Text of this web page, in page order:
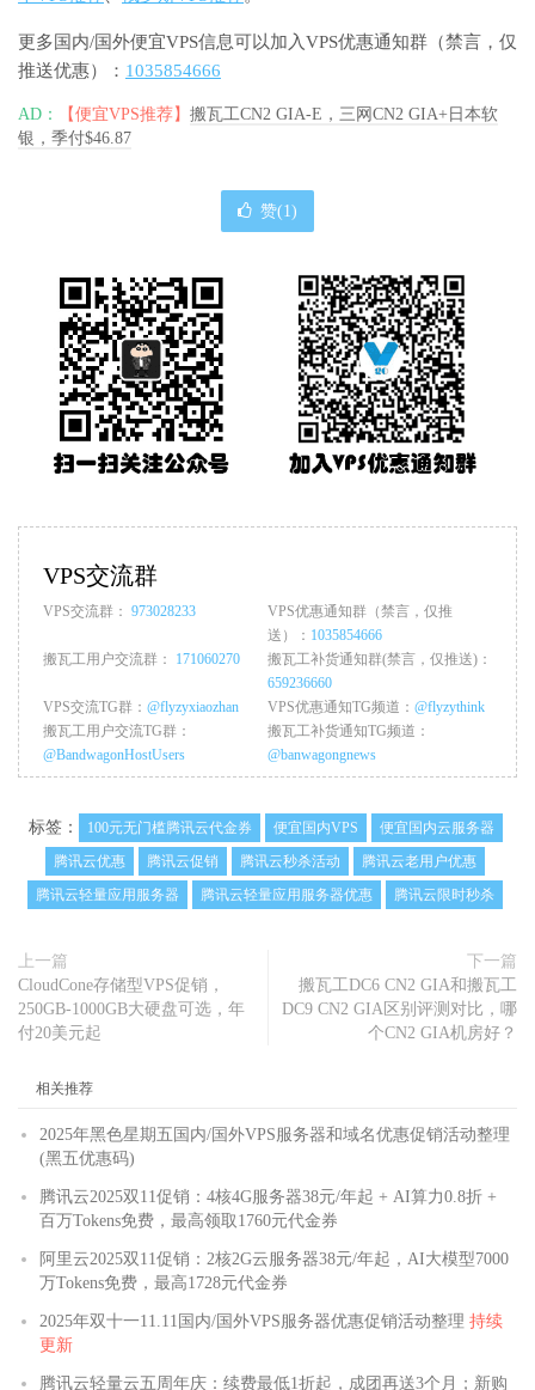
更多国内/国外便宜VPS信息可以加入VPS优惠通知群（禁言，仅
推送优惠）： 1035854666
AD： 【便宜VPS推荐】 搬瓦工CN2 GIA-E，三网CN2 GIA+日本软
银，季付$46.87
赞(1)
VPS交流群
VPS交流群： 973028233
VPS优惠通知群（禁言，仅推
送）： 1035854666
搬瓦工用户交流群： 171060270
搬瓦工补货通知群(禁言，仅推送)：
659236660
VPS交流TG群： @flyzyxiaozhan VPS优惠通知TG频道： @flyzythink
搬瓦工用户交流TG群：
@BandwagonHostUsers
搬瓦工补货通知TG频道：
@banwagongnews
标签： 100元无门槛腾讯云代金券 便宜国内VPS
便宜国内云服务器
腾讯云优惠
腾讯云促销 腾讯云秒杀活动
腾讯云老用户优惠
腾讯云轻量应用服务器
腾讯云轻量应用服务器优惠 腾讯云限时秒杀
上一篇
CloudCone存储型VPS促销，
250GB-1000GB大硬盘可选，年
付20美元起
下一篇
搬瓦工DC6 CN2 GIA和搬瓦工
DC9 CN2 GIA区别评测对比，哪
个CN2 GIA机房好？
相关推荐
2025年黑色星期五国内/国外VPS服务器和域名优惠促销活动整理
(黑五优惠码)
腾讯云2025双11促销：4核4G服务器38元/年起 + AI算力0.8折 +
百万Tokens免费，最高领取1760元代金券
阿里云2025双11促销：2核2G云服务器38元/年起，AI大模型7000
万Tokens免费，最高1728元代金券
2025年双十一11.11国内/国外VPS服务器优惠促销活动整理 持续
更新
腾讯云轻量云五周年庆：续费最低1折起，成团再送3个月；新购